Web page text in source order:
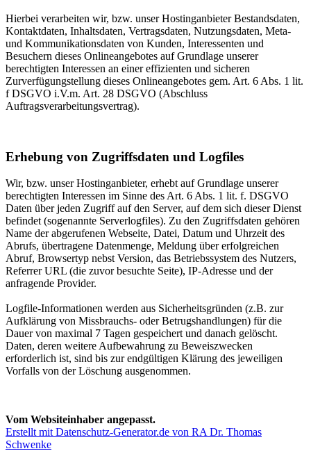
Hierbei verarbeiten wir, bzw. unser Hostinganbieter Bestandsdaten,
Kontaktdaten, Inhaltsdaten, Vertragsdaten, Nutzungsdaten, Meta-
und Kommunikationsdaten von Kunden, Interessenten und
Besuchern dieses Onlineangebotes auf Grundlage unserer
berechtigten Interessen an einer effizienten und sicheren
Zurverfügungstellung dieses Onlineangebotes gem. Art. 6 Abs. 1 lit.
f DSGVO i.V.m. Art. 28 DSGVO (Abschluss
Auftragsverarbeitungsvertrag).
Erhebung von Zugriffsdaten und Logfiles
Wir, bzw. unser Hostinganbieter, erhebt auf Grundlage unserer
berechtigten Interessen im Sinne des Art. 6 Abs. 1 lit. f. DSGVO
Daten über jeden Zugriff auf den Server, auf dem sich dieser Dienst
befindet (sogenannte Serverlogfiles). Zu den Zugriffsdaten gehören
Name der abgerufenen Webseite, Datei, Datum und Uhrzeit des
Abrufs, übertragene Datenmenge, Meldung über erfolgreichen
Abruf, Browsertyp nebst Version, das Betriebssystem des Nutzers,
Referrer URL (die zuvor besuchte Seite), IP-Adresse und der
anfragende Provider.
Logfile-Informationen werden aus Sicherheitsgründen (z.B. zur
Aufklärung von Missbrauchs- oder Betrugshandlungen) für die
Dauer von maximal 7 Tagen gespeichert und danach gelöscht.
Daten, deren weitere Aufbewahrung zu Beweiszwecken
erforderlich ist, sind bis zur endgültigen Klärung des jeweiligen
Vorfalls von der Löschung ausgenommen.
Vom Websiteinhaber angepasst.
Erstellt mit Datenschutz-Generator.de von RA Dr. Thomas
Schwenke